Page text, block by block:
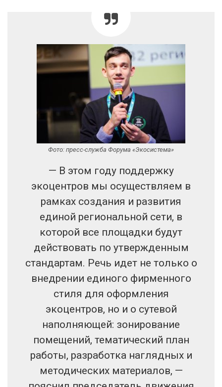
Фото: пресс-служба Форума «Экосистема»
— В этом году поддержку
экоцентров мы осуществляем в
рамках создания и развития
единой региональной сети, в
которой все площадки будут
действовать по утвержденным
стандартам. Речь идет не только о
внедрении единого фирменного
стиля для оформления
экоцентров, но и о сутевой
наполняющей: зонирование
помещений, тематический план
работы, разработка наглядных и
методических материалов, —